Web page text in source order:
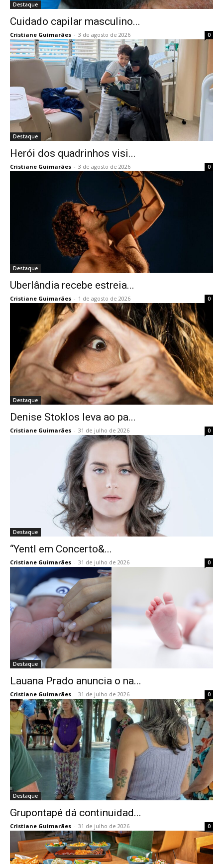
Destaque
Cuidado capilar masculino...
Cristiane Guimarães - 3 de agosto de 2026 0
Destaque
Herói dos quadrinhos visi...
Cristiane Guimarães - 3 de agosto de 2026 0
Destaque
Uberlândia recebe estreia...
Cristiane Guimarães - 1 de agosto de 2026 0
Destaque
Denise Stoklos leva ao pa...
Cristiane Guimarães - 31 de julho de 2026 0
Destaque
“Yentl em Concerto&...
Cristiane Guimarães - 31 de julho de 2026 0
Destaque
Lauana Prado anuncia o na...
Cristiane Guimarães - 31 de julho de 2026 0
Destaque
Grupontapé dá continuidad...
Cristiane Guimarães - 31 de julho de 2026 0